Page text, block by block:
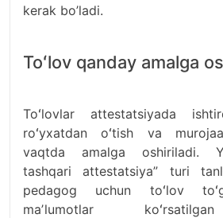
kerak bo’ladi.
Toʻlov qanday amalga
Toʻlovlar attestatsiyada
roʻyxatdan oʻtish va
vaqtda amalga oshiriladi.
tashqari attestatsiya” turi
pedagog uchun toʻlov
maʼlumotlar